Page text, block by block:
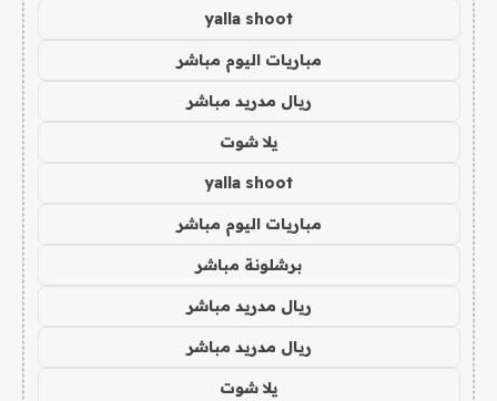
yalla shoot
مباريات اليوم مباشر
ريال مدريد مباشر
يلا شوت
yalla shoot
مباريات اليوم مباشر
برشلونة مباشر
ريال مدريد مباشر
ريال مدريد مباشر
يلا شوت